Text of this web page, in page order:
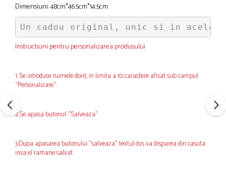
Dimensiuni: 48cm*46.5cm*14.5cm
Un cadou original, unic si in
Instructiuni pentru personalizarea produsului
1. Se introduce numele dorit, in limita a 10 caractere afisat sub campul
“Personalizare”.
2.Se apasa butonul :"Salveaza"
3.Dupa apasarea butonului "salveaza" textul dvs va disparea din casuta
insa el ramane salvat.